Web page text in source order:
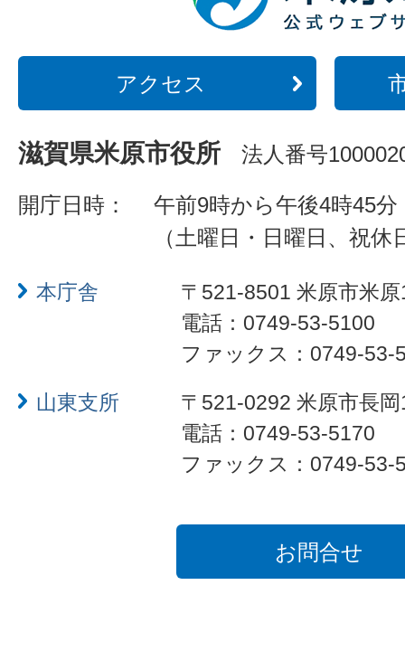
アクセス
滋賀県米原市役所 法人番号
開庁日時：
午前9時から午後4時45分
（土曜日・日曜日、祝
本庁舎
〒521-8501 米原市米
電話：0749-53-5100
ファックス：0749-53-
山東支所
〒521-0292 米原市長
電話：0749-53-5170
ファックス：0749-53-
お問合せ